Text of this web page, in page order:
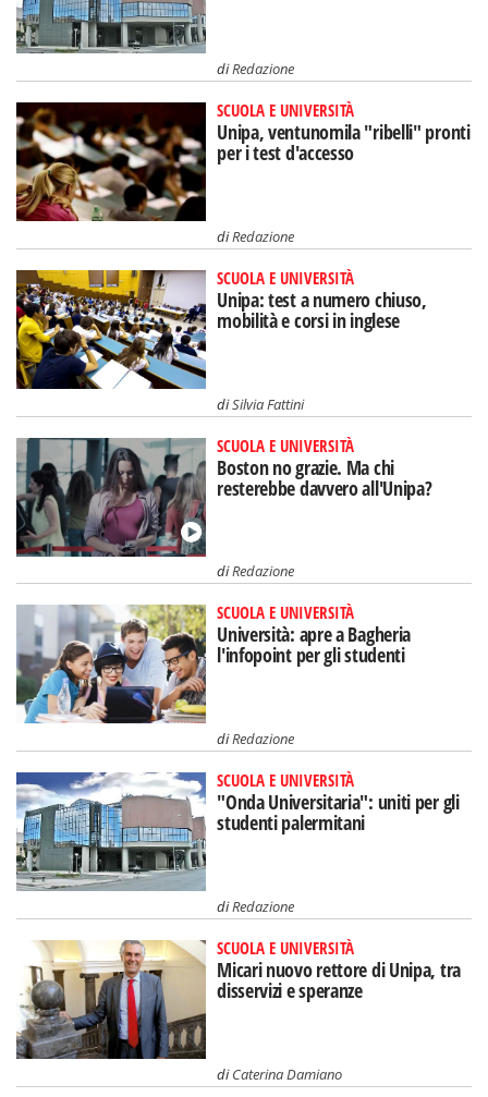
diRedazione
SCUOLA E UNIVERSITÀ
Unipa, ventunomila "ribelli" pronti
per i test d'accesso
diRedazione
SCUOLA E UNIVERSITÀ
Unipa: test a numero chiuso,
mobilità e corsi in inglese
diSilvia Fattini
SCUOLA E UNIVERSITÀ
Boston no grazie. Ma chi
resterebbe davvero all'Unipa?
diRedazione
SCUOLA E UNIVERSITÀ
Università: apre a Bagheria
l'infopoint per gli studenti
diRedazione
SCUOLA E UNIVERSITÀ
"Onda Universitaria": uniti per gli
studenti palermitani
diRedazione
SCUOLA E UNIVERSITÀ
Micari nuovo rettore di Unipa, tra
disservizi e speranze
diCaterina Damiano